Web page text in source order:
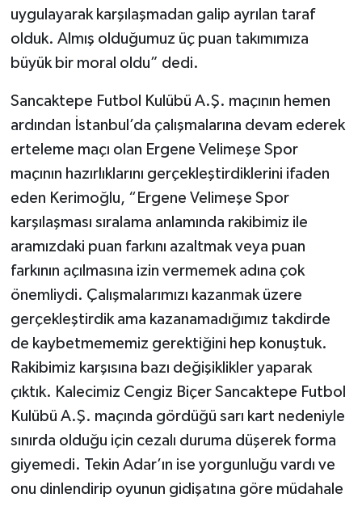
uygulayarak karşılaşmadan galip ayrılan taraf
olduk. Almış olduğumuz üç puan takımımıza
büyük bir moral oldu” dedi.
Sancaktepe Futbol Kulübü A.Ş. maçının hemen
ardından İstanbul’da çalışmalarına devam ederek
erteleme maçı olan Ergene Velimeşe Spor
maçının hazırlıklarını gerçekleştirdiklerini ifaden
eden Kerimoğlu, “Ergene Velimeşe Spor
karşılaşması sıralama anlamında rakibimiz ile
aramızdaki puan farkını azaltmak veya puan
farkının açılmasına izin vermemek adına çok
önemliydi. Çalışmalarımızı kazanmak üzere
gerçekleştirdik ama kazanamadığımız takdirde
de kaybetmememiz gerektiğini hep konuştuk.
Rakibimiz karşısına bazı değişiklikler yaparak
çıktık. Kalecimiz Cengiz Biçer Sancaktepe Futbol
Kulübü A.Ş. maçında gördüğü sarı kart nedeniyle
sınırda olduğu için cezalı duruma düşerek forma
giyemedi. Tekin Adar’ın ise yorgunluğu vardı ve
onu dinlendirip oyunun gidişatına göre müdahale